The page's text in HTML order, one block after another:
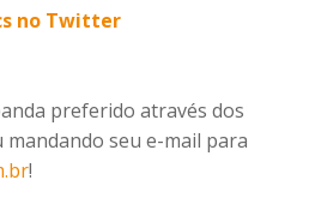
no Twitter
preferido através dos
seu e-mail para
!